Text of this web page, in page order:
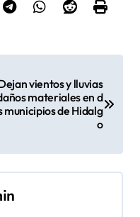
vientos y lluvias
materiales en d
municipios de Hidalg
o